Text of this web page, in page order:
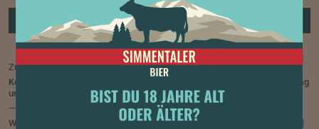
IN DEN WARENKORB
Zusätzliche Information
Kostenloses Ticket für Kinder und Jugendliche unter 16 Jahren für Freitag
und/oder Samstag.
—
Weitere Informationen findest du unterwww.simmentalerbier.ch/festival